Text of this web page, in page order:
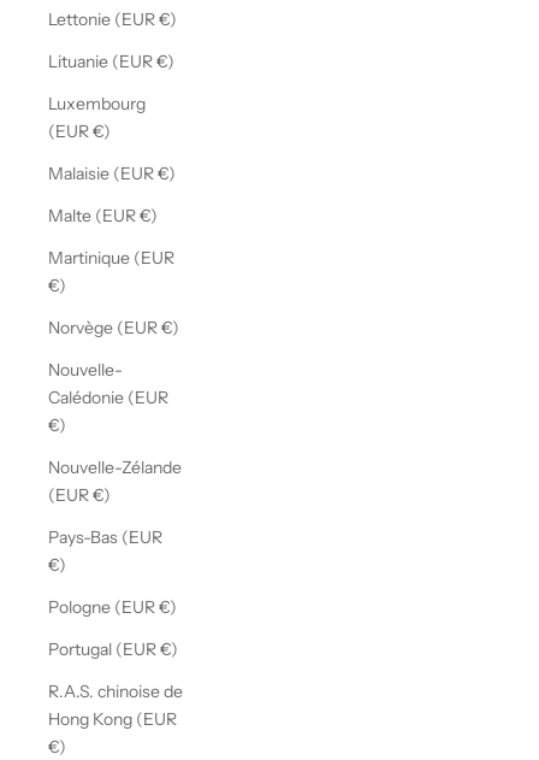
Lettonie (EUR €)
Lituanie (EUR €)
Luxembourg
(EUR €)
Malaisie (EUR €)
Malte (EUR €)
Martinique (EUR
€)
Norvège (EUR €)
Nouvelle-
Calédonie (EUR
€)
Nouvelle-Zélande
(EUR €)
Pays-Bas (EUR
€)
Pologne (EUR €)
Portugal (EUR €)
R.A.S. chinoise de
Hong Kong (EUR
€)